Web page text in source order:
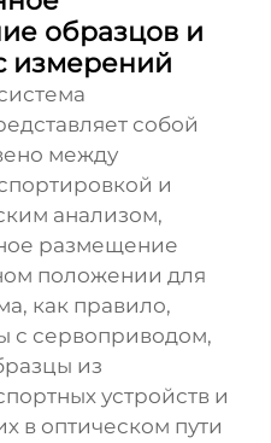
образцов и
измерений
собой
между
и
анализом,
размещение
положении для
как правило,
с сервоприводом,
из
устройств и
в оптическом пути